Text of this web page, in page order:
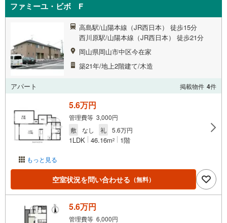
ファミーユ・ビボ F
高島駅/山陽本線（JR西日本） 徒歩15分
西川原駅/山陽本線（JR西日本） 徒歩21分
岡山県岡山市中区今在家
築21年/地上2階建て/木造
アパート 掲載物件 4件
もっと見る
5.6万円
管理費等 3,000円
敷
なし 礼 5.6万円
1LDK 46.16m2 1階
空室状況を問い合わせる （無料）
5.6万円
管理費等 6,000円